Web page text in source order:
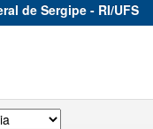
de Sergipe - RI/UFS